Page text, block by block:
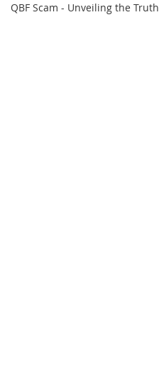
QBF Scam - Unveiling the Truth